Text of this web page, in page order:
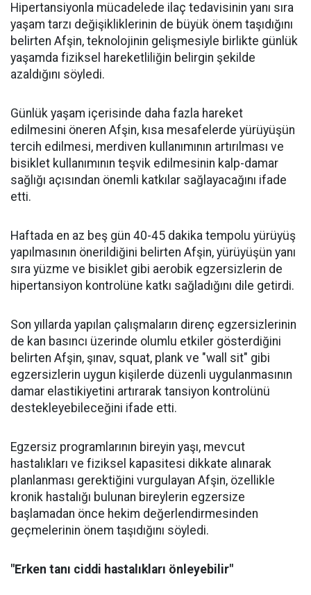
Hipertansiyonla mücadelede ilaç tedavisinin yanı sıra
yaşam tarzı değişikliklerinin de büyük önem taşıdığını
belirten Afşin, teknolojinin gelişmesiyle birlikte günlük
yaşamda fiziksel hareketliliğin belirgin şekilde
azaldığını söyledi.
Günlük yaşam içerisinde daha fazla hareket
edilmesini öneren Afşin, kısa mesafelerde yürüyüşün
tercih edilmesi, merdiven kullanımının artırılması ve
bisiklet kullanımının teşvik edilmesinin kalp-damar
sağlığı açısından önemli katkılar sağlayacağını ifade
etti.
Haftada en az beş gün 40-45 dakika tempolu yürüyüş
yapılmasının önerildiğini belirten Afşin, yürüyüşün yanı
sıra yüzme ve bisiklet gibi aerobik egzersizlerin de
hipertansiyon kontrolüne katkı sağladığını dile getirdi.
Son yıllarda yapılan çalışmaların direnç egzersizlerinin
de kan basıncı üzerinde olumlu etkiler gösterdiğini
belirten Afşin, şınav, squat, plank ve "wall sit" gibi
egzersizlerin uygun kişilerde düzenli uygulanmasının
damar elastikiyetini artırarak tansiyon kontrolünü
destekleyebileceğini ifade etti.
Egzersiz programlarının bireyin yaşı, mevcut
hastalıkları ve fiziksel kapasitesi dikkate alınarak
planlanması gerektiğini vurgulayan Afşin, özellikle
kronik hastalığı bulunan bireylerin egzersize
başlamadan önce hekim değerlendirmesinden
geçmelerinin önem taşıdığını söyledi.
"Erken tanı ciddi hastalıkları önleyebilir"